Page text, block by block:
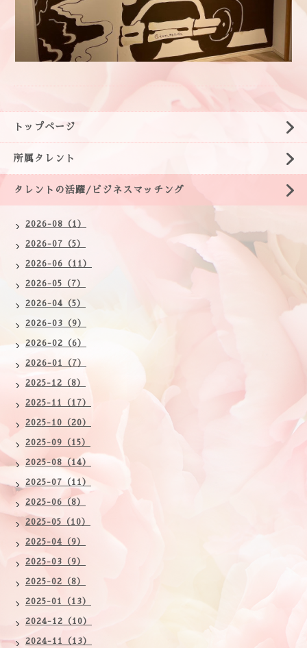
トップページ
所属タレント
タレントの活躍/ビジネスマッチング
2026-08（1）
2026-07（5）
2026-06（11）
2026-05（7）
2026-04（5）
2026-03（9）
2026-02（6）
2026-01（7）
2025-12（8）
2025-11（17）
2025-10（20）
2025-09（15）
2025-08（14）
2025-07（11）
2025-06（8）
2025-05（10）
2025-04（9）
2025-03（9）
2025-02（8）
2025-01（13）
2024-12（10）
2024-11（13）